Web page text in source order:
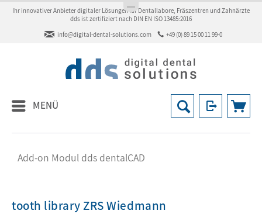
Ihr innovativer Anbieter digitaler Lösungen für Dentallabore, Fräszentren und Zahnärzte
dds ist zertifiziert nach DIN EN ISO 13485:2016
info@digital-dental-solutions.com
+49 (0) 89 15 00 11 99-0
MENÜ
Add-on Modul dds dentalCAD
tooth library ZRS Wiedmann